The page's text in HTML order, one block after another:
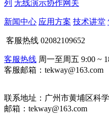
列 无线演示协作网关
新闻中心 应用方案 技术讲堂
客服热线 02082109652
客服热线 周一至周五 9:00 ~
客服邮箱：tekway@163.com
联系地址： 广州市黄埔区科
邮箱：tekway@163.com